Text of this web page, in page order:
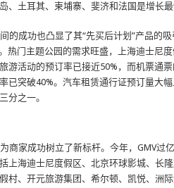
、土耳其、柬埔寨、斐济和法国是增长最
的成功也凸显了其“先买后计划”产品的
热门主题公园的需求旺盛，上海迪士尼
游活动的预订率已接近50%，而机票通
已突破40%。汽车租赁通行证预订量大
分之一。
商家成功树立了新标杆。今年，GMV过
上海迪士尼度假区、北京环球影城、长
村、开元旅游集团、希尔顿、凯悦、洲